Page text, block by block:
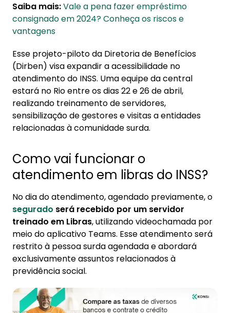
Saiba mais:Vale a pena fazer empréstimo
consignado em 2024? Conheça os riscos e
vantagens
Esse projeto-piloto da Diretoria de Benefícios
(Dirben) visa expandir a acessibilidade no
atendimento do INSS. Uma equipe da central
estará no Rio entre os dias 22 e 26 de abril,
realizando treinamento de servidores,
sensibilização de gestores e visitas a entidades
relacionadas à comunidade surda.
Como vai funcionar o
atendimento em libras do INSS?
No dia do atendimento, agendado previamente, o
segurado será recebido por um servidor
treinado em Libras, utilizando videochamada por
meio do aplicativo Teams. Esse atendimento será
restrito à pessoa surda agendada e abordará
exclusivamente assuntos relacionados à
previdência social.